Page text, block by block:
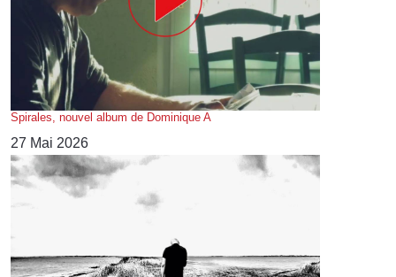
Spirales, nouvel album de Dominique A
27 Mai 2026